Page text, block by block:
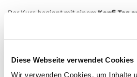
Diese Webseite verwendet Cookies
Wir verwenden Cookies, um Inhalte
Der Kurs beginnt mit einem Konfi-Tag
von 15:45-17:45 Uhr im
Die Konfirmationen sind für den 22./